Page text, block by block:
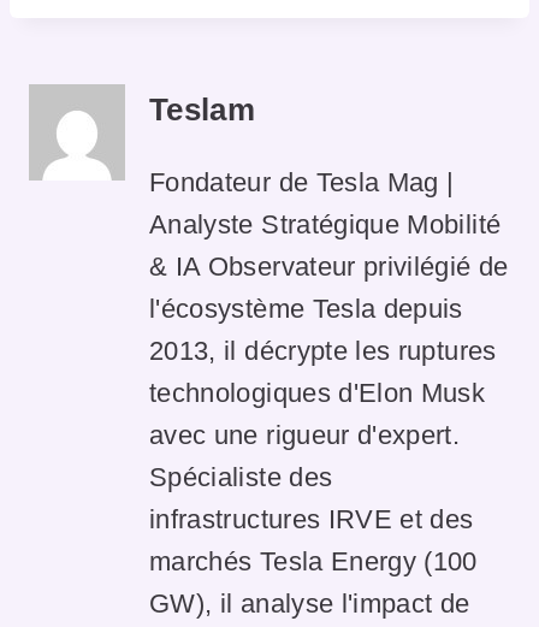
Teslam
Fondateur de Tesla Mag |
Analyste Stratégique Mobilité
& IA Observateur privilégié de
l'écosystème Tesla depuis
2013, il décrypte les ruptures
technologiques d'Elon Musk
avec une rigueur d'expert.
Spécialiste des
infrastructures IRVE et des
marchés Tesla Energy (100
GW), il analyse l'impact de